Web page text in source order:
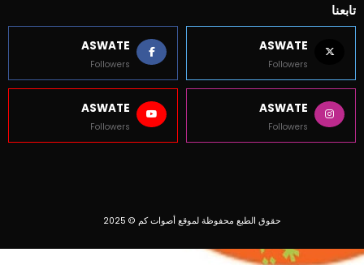
تابعنا
ASWATE
Followers
ASWATE
Followers
ASWATE
Followers
ASWATE
Followers
حقوق الطبع محفوظة لموقع أصوات كم © 2025